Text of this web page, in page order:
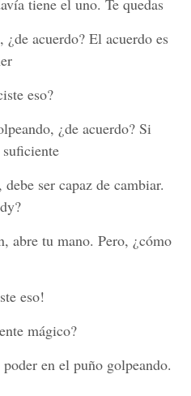
tiene el uno. Te quedas
acuerdo? El acuerdo es
eso?
¿de acuerdo? Si
ser capaz de cambiar.
abre tu mano. Pero, ¿cómo
eso!
mágico?
en el puño golpeando.